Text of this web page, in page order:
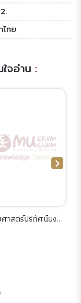
ไทย
จอ่าน :
Mad about the